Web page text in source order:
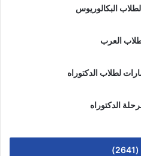
البكالوريوس
العرب
لطلاب الدكتوراه
الدكتوراه